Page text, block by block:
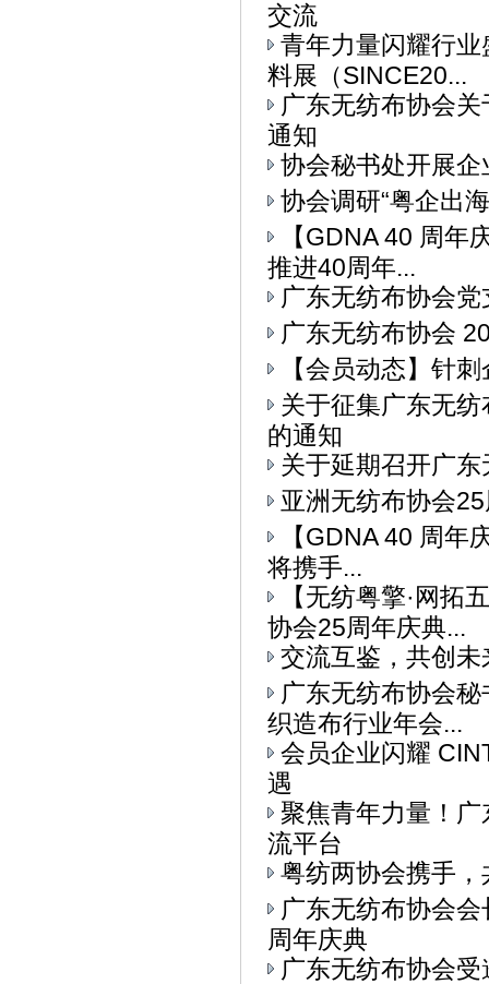
交流
青年力量闪耀行
料展（SINCE20...
广东无纺布协会
通知
协会秘书处开展
协会调研“粤企出
【GDNA 40 周
推进40周年...
广东无纺布协会
广东无纺布协会
【会员动态】针
关于征集广东无
的通知
关于延期召开广
亚洲无纺布协会
【GDNA 40 周
将携手...
【无纺粤擎·网拓
协会25周年庆典...
交流互鉴，共创
广东无纺布协会
织造布行业年会...
会员企业闪耀
遇
聚焦青年力量！
流平台
粤纺两协会携手
广东无纺布协会
周年庆典
广东无纺布协会